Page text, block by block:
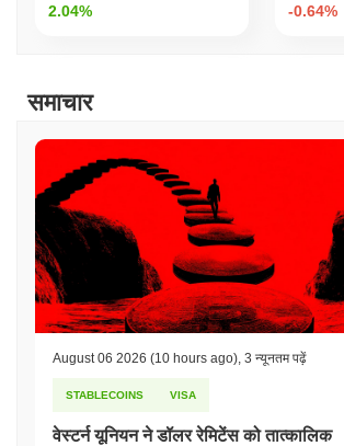
2.04% -0.64%
समाचार
August 06 2026 (10 hours ago) 3 न्यूनतम पढ़ें
STABLECOINS VISA
वेस्टर्न यूनियन ने डॉलर रेमिटेंस को तात्कालिक